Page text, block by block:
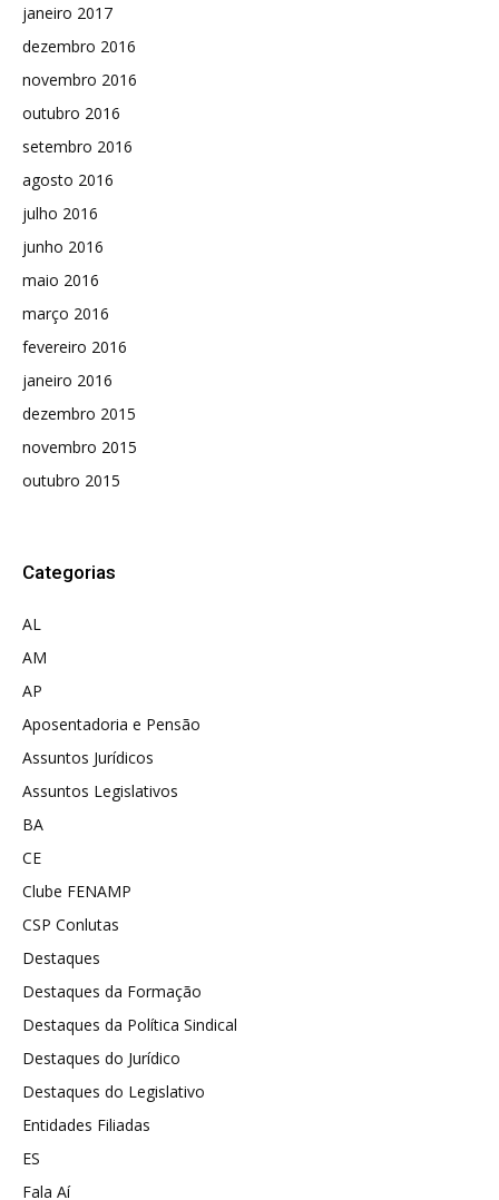
janeiro 2017
dezembro 2016
novembro 2016
outubro 2016
setembro 2016
agosto 2016
julho 2016
junho 2016
maio 2016
março 2016
fevereiro 2016
janeiro 2016
dezembro 2015
novembro 2015
outubro 2015
Categorias
AL
AM
AP
Aposentadoria e Pensão
Assuntos Jurídicos
Assuntos Legislativos
BA
CE
Clube FENAMP
CSP Conlutas
Destaques
Destaques da Formação
Destaques da Política Sindical
Destaques do Jurídico
Destaques do Legislativo
Entidades Filiadas
ES
Fala Aí